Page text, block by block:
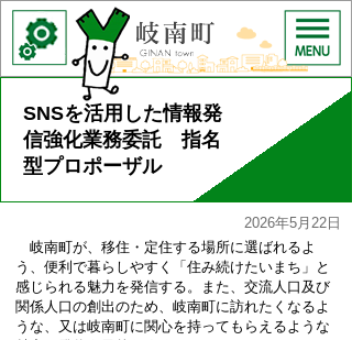
SNSを活用した情報発
信強化業務委託 指名
型プロポーザル
2026年5月22日
岐南町が、移住・定住する場所に選ばれるよ
う、便利で暮らしやすく「住み続けたいまち」と
感じられる魅力を発信する。また、交流人口及び
関係人口の創出のため、岐南町に訪れたくなるよ
うな、又は岐南町に関心を持ってもらえるような